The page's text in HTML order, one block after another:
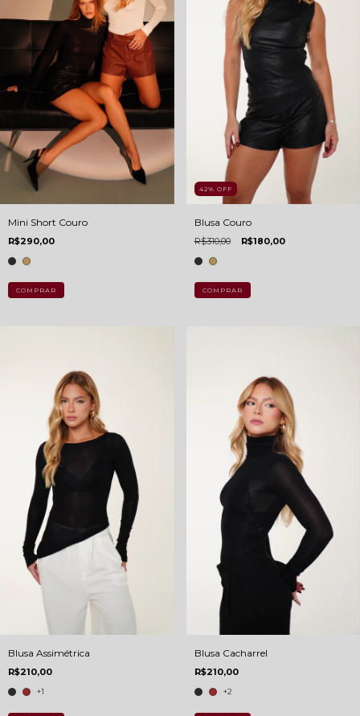
Mini Short Couro
R$290,00
COMPRAR
42% OFF
Blusa Couro
R$310,00 R$180,00
COMPRAR
Blusa Assimétrica
R$210,00
+1
Blusa Cacharrel
R$210,00
+2